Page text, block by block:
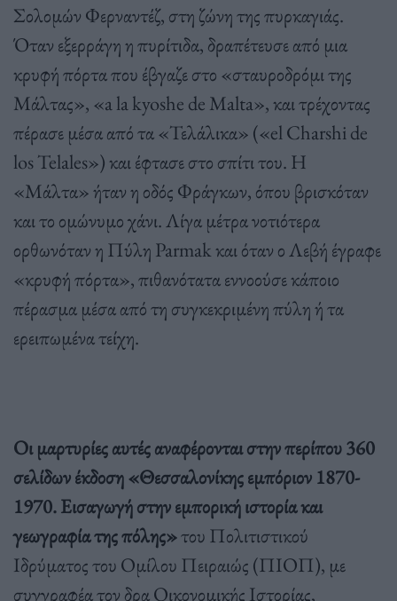
Σολομών Φερναντέζ, στη ζώνη της πυρκαγιάς.
Όταν εξερράγη η πυρίτιδα, δραπέτευσε από μια
κρυφή πόρτα που έβγαζε στο «σταυροδρόμι της
Μάλτας», «a la kyoshe de Malta», και τρέχοντας
πέρασε μέσα από τα «Τελάλικα» («el Charshi de
los Telales») και έφτασε στο σπίτι του. Η
«Μάλτα» ήταν η οδός Φράγκων, όπου βρισκόταν
και το ομώνυμο χάνι. Λίγα μέτρα νοτιότερα
ορθωνόταν η Πύλη Parmak και όταν ο Λεβή έγραφε
«κρυφή πόρτα», πιθανότατα εννοούσε κάποιο
πέρασμα μέσα από τη συγκεκριμένη πύλη ή τα
ερειπωμένα τείχη.
Οι μαρτυρίες αυτές αναφέρονται στην περίπου 360
σελίδων έκδοση «Θεσσαλονίκης εμπόριον 1870-
1970. Εισαγωγή στην εμπορική ιστορία και
γεωγραφία της πόλης»του Πολιτιστικού
Ιδρύματος του Ομίλου Πειραιώς (ΠΙΟΠ), με
συγγραφέα τον δρα Οικονομικής Ιστορίας,